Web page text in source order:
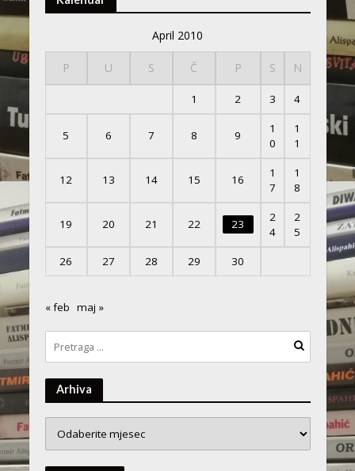
April 2010
P U S Č P S N
1 2 3 4
5 6 7 8 9
1
0
1
1
12 13 14 15 16
1
7
1
8
19 20 21 22 23
2
4
2
5
26 27 28 29 30
« feb maj »
Arhiva